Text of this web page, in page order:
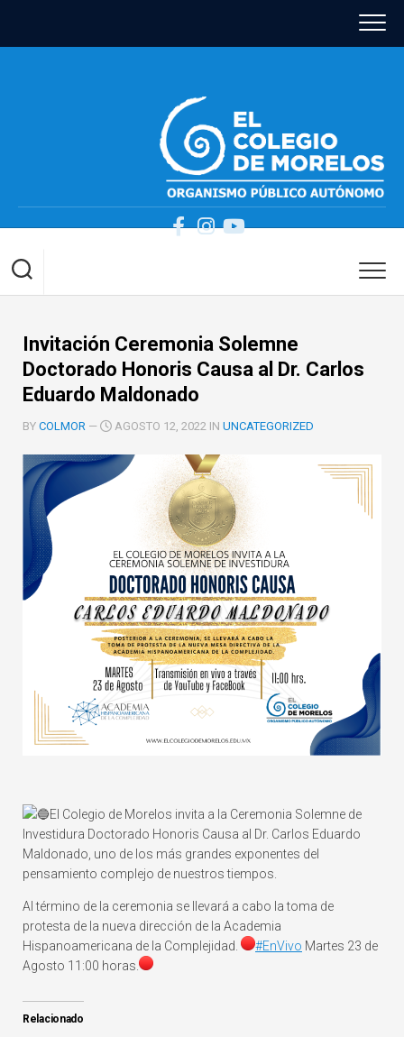
content
Invitación Ceremonia Solemne
Doctorado Honoris Causa al Dr. Carlos
Eduardo Maldonado
BY COLMOR — AGOSTO 12, 2022 IN UNCATEGORIZED
El Colegio de Morelos invita a la Ceremonia Solemne de
Investidura Doctorado Honoris Causa al Dr. Carlos Eduardo
Maldonado, uno de los más grandes exponentes del
pensamiento complejo de nuestros tiempos.
Al término de la ceremonia se llevará a cabo la toma de
protesta de la nueva dirección de la Academia
Hispanoamericana de la Complejidad.
#EnVivo Martes 23 de
Agosto 11:00 horas.
Relacionado